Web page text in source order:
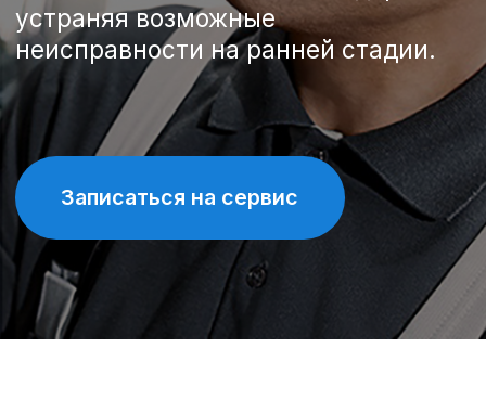
Спецпредложения на
техническое обслуживание
BMW X3